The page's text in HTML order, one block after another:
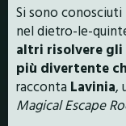
Si sono
nel dietro-le-
altri risolvere gli
più divertente
racconta Lavinia,
Magical Escape